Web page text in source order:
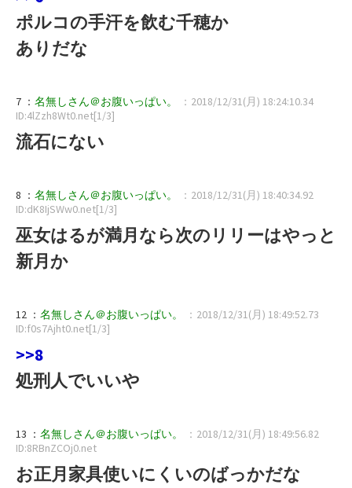
ポルコの手汗を飲む千穂か
ありだな
7 ： 名無しさん＠お腹いっぱい。
：2018/12/31(月) 18:24:10.34
ID:4lZzh8Wt0.net[1/3]
流石にない
8 ： 名無しさん＠お腹いっぱい。
：2018/12/31(月) 18:40:34.92
ID:dK8IjSWw0.net[1/3]
巫女はるが満月なら次のリリーはやっと
新月か
12 ： 名無しさん＠お腹いっぱい。
：2018/12/31(月) 18:49:52.73
ID:f0s7Ajht0.net[1/3]
>>8
処刑人でいいや
13 ： 名無しさん＠お腹いっぱい。
：2018/12/31(月) 18:49:56.82
ID:8RBnZCOj0.net
お正月家具使いにくいのばっかだな